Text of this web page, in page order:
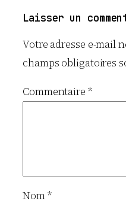
Laisser un
Votre adresse e-mail
champs obligatoires
Commentaire *
Nom*